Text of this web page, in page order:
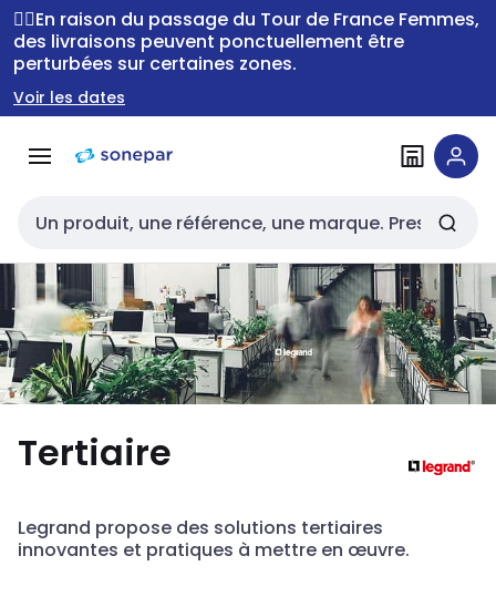
Passer à la
navigation
Passer
au
contenu
🚴‍♂️En raison du passage du Tour de France Femmes,
des livraisons peuvent ponctuellement être
perturbées sur certaines zones.
Voir les dates
Entrée de recherche
Tertiaire
Legrand propose des solutions tertiaires
innovantes et pratiques à mettre en œuvre.